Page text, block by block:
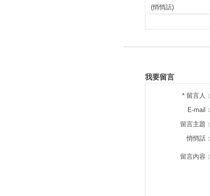
(悄悄話)
我要留言
* 留言人：
E-mail：
留言主題：
悄悄話：
留言內容：